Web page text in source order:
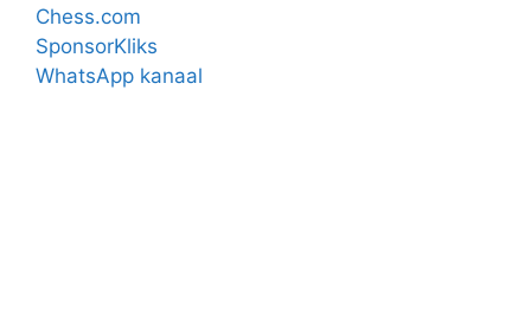
Chess.com
SponsorKliks
WhatsApp kanaal